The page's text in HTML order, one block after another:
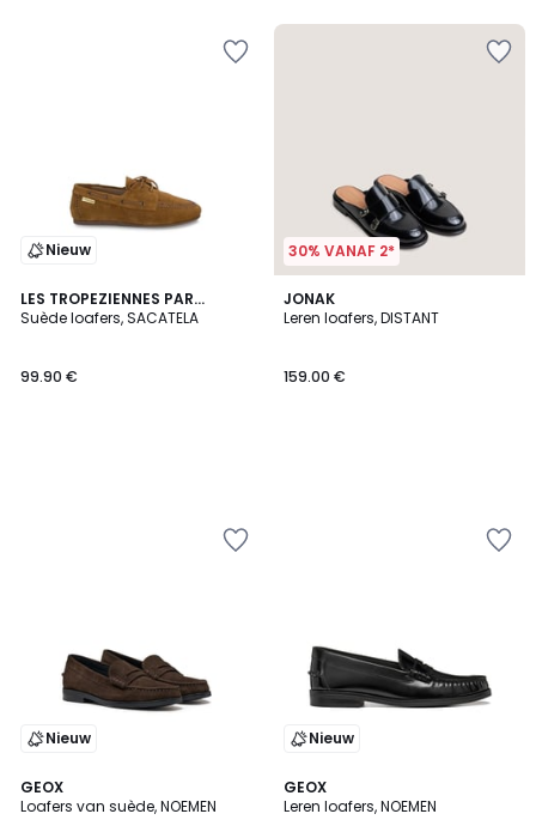
Nieuw
LES TROPEZIENNES PAR
M.BELARBI
Suède loafers, SACATELA
99.90 €
30% VANAF 2*
JONAK
Leren loafers, DISTANT
159.00 €
Nieuw
GEOX
Loafers van suède, NOEMEN
2
Kleuren
Nieuw
GEOX
Leren loafers, NOEMEN
2
Kleuren